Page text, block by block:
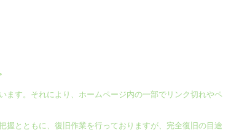
ます。それにより、ホームページ内の一部でリンク切れやペ
握とともに、復旧作業を行っておりますが、完全復旧の目途